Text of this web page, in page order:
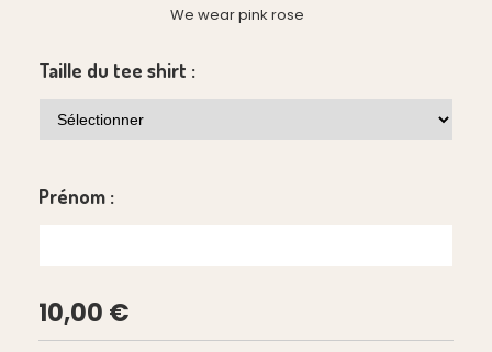
We wear pink rose
Taille du tee shirt :
Prénom :
10,00 €